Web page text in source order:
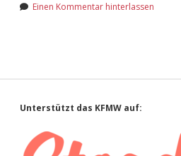
Einen Kommentar hinterlassen
Sidebar
Unterstützt das KFMW auf: